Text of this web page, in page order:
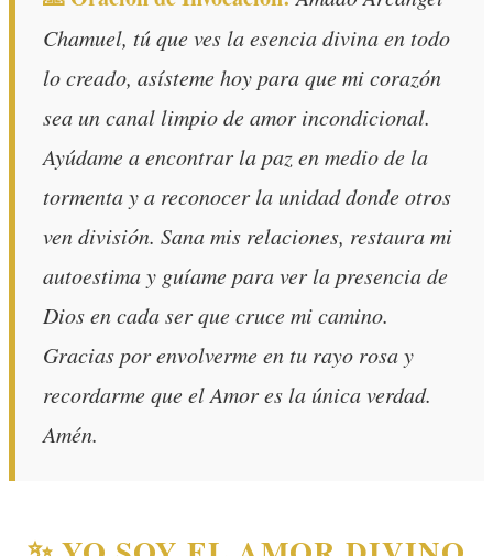
Chamuel, tú que ves la esencia divina en todo
lo creado, asísteme hoy para que mi corazón
sea un canal limpio de amor incondicional.
Ayúdame a encontrar la paz en medio de la
tormenta y a reconocer la unidad donde otros
ven división. Sana mis relaciones, restaura mi
autoestima y guíame para ver la presencia de
Dios en cada ser que cruce mi camino.
Gracias por envolverme en tu rayo rosa y
recordarme que el Amor es la única verdad.
Amén.